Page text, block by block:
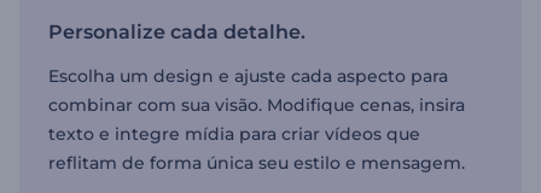
Personalize cada detalhe.
Escolha um design e ajuste cada aspecto para
combinar com sua visão. Modifique cenas, insira
texto e integre mídia para criar vídeos que
reflitam de forma única seu estilo e mensagem.